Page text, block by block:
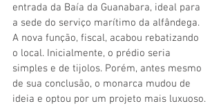
entrada da Baía da Guanabara, ideal para
a sede do serviço marítimo da alfândega.
A nova função, fiscal, acabou rebatizando
o local. Inicialmente, o prédio seria
simples e de tijolos. Porém, antes mesmo
de sua conclusão, o monarca mudou de
ideia e optou por um projeto mais luxuoso.